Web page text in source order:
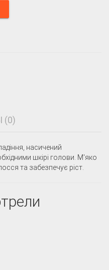
(0)
насичений
шкірі голови. М'яко
та забезпечує ріст.